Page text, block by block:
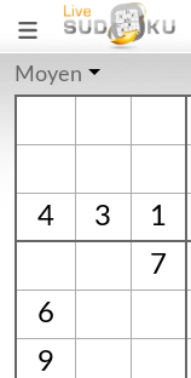
Moyen
4
3 1
7
6
9